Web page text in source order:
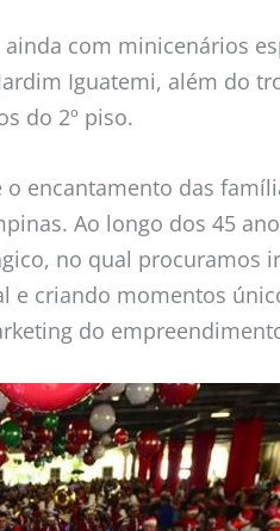
com minicenários
Iguatemi, além do
do 2º piso.
encantamento das
Ao longo dos 45
no qual procuramos
e criando momentos
do